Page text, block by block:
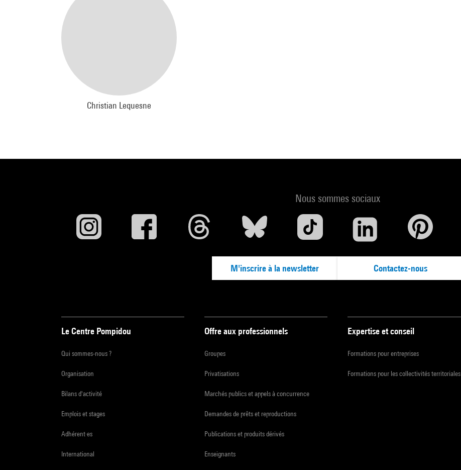
Christian Lequesne
Nous sommes sociaux
M'inscrire à la newsletter Contactez-nous
Le Centre Pompidou
Qui sommes-nous ?
Organisation
Bilans d'activité
Emplois et stages
Adhérent·es
International
Offre aux professionnels
Groupes
Privatisations
Marchés publics et appels à concurrence
Demandes de prêts et reproductions
Publications et produits dérivés
Enseignants
Expertise et conseil
Formations pour entreprises
Formations pour les collectivités territoriales